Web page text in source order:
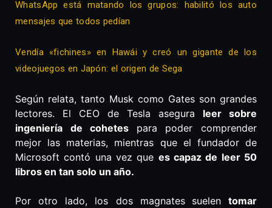
WhatsApp está matando los grupos: habilitó los auto
mensajes que todos pedían
Vendía «fichines» en Hawái y creó un gigante de los
videojuegos en Japón: el origen de Sega
Según relata, tanto Musk como Gates son grandes
lectores. El CEO de Tesla asegura leer sobre
ingeniería de cohetes para poder comprender
mejor las materias, mientras que el fundador de
Microsoft contó una vez que es capaz de leer 50
libros en tan solo un año.
Por otro lado, los dos magnates suelentomar